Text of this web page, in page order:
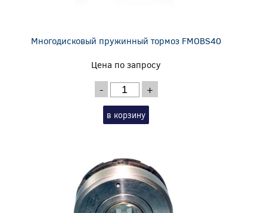
Многодисковый пружинный тормоз FMOBS40
Цена по запросу
- +
в корзину